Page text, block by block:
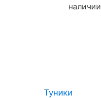
наличии
Туники